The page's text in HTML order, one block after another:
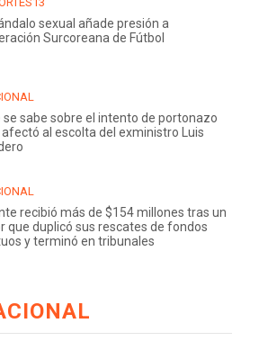
sexual añade presión a
Surcoreana de Fútbol
se sabe sobre el intento de portonazo
al escolta del exministro Luis
recibió más de $154 millones tras un
que duplicó sus rescates de fondos
y terminó en tribunales